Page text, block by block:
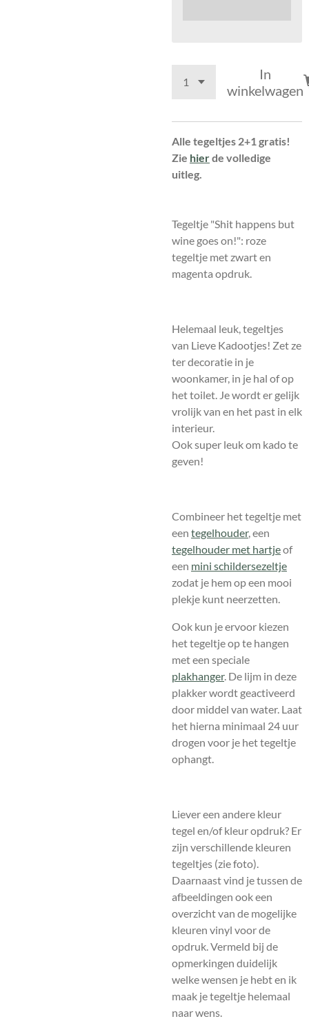
In
winkelwagen
Alle tegeltjes 2+1 gratis!
Zie hierde volledige
uitleg.
Tegeltje "Shit happens but
wine goes on!": roze
tegeltje met zwart en
magenta opdruk.
Helemaal leuk, tegeltjes
van Lieve Kadootjes! Zet ze
ter decoratie in je
woonkamer, in je hal of op
het toilet. Je wordt er gelijk
vrolijk van en het past in elk
interieur.
Ook super leuk om kado te
geven!
Combineer het tegeltje met
een tegelhouder, een
tegelhouder met hartjeof
een mini schildersezeltje
zodat je hem op een mooi
plekje kunt neerzetten.
Ook kun je ervoor kiezen
het tegeltje op te hangen
met een speciale
plakhanger. De lijm in deze
plakker wordt geactiveerd
door middel van water. Laat
het hierna minimaal 24 uur
drogen voor je het tegeltje
ophangt.
Liever een andere kleur
tegel en/of kleur opdruk? Er
zijn verschillende kleuren
tegeltjes (zie foto).
Daarnaast vind je tussen de
afbeeldingen ook een
overzicht van de mogelijke
kleuren vinyl voor de
opdruk. Vermeld bij de
opmerkingen duidelijk
welke wensen je hebt en ik
maak je tegeltje helemaal
naar wens.